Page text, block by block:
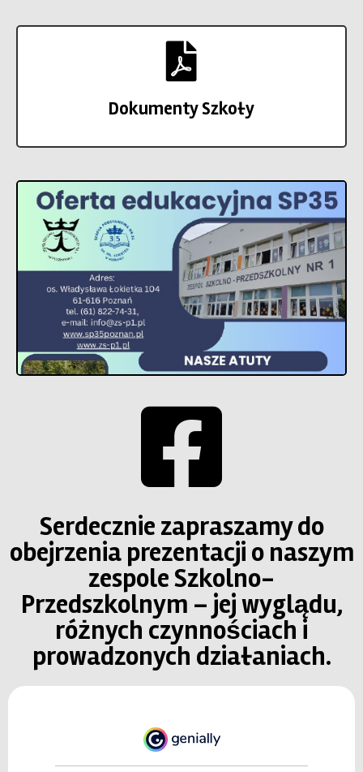
Dokumenty Szkoły
Serdecznie zapraszamy do
obejrzenia prezentacji o naszym
zespole Szkolno-
Przedszkolnym – jej wyglądu,
różnych czynnościach i
prowadzonych działaniach.